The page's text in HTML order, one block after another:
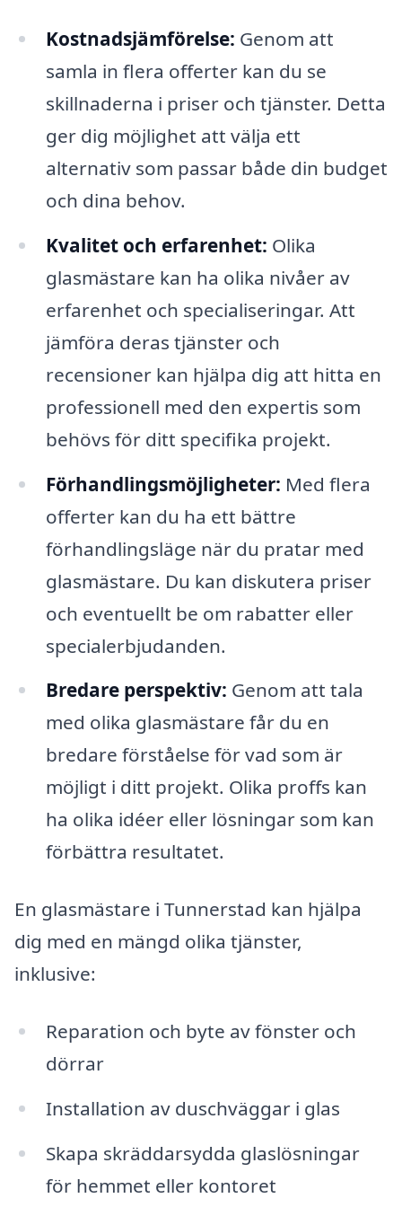
Kostnadsjämförelse: Genom att
samla in flera offerter kan du se
skillnaderna i priser och tjänster. Detta
ger dig möjlighet att välja ett
alternativ som passar både din budget
och dina behov.
Kvalitet och erfarenhet: Olika
glasmästare kan ha olika nivåer av
erfarenhet och specialiseringar. Att
jämföra deras tjänster och
recensioner kan hjälpa dig att hitta en
professionell med den expertis som
behövs för ditt specifika projekt.
Förhandlingsmöjligheter: Med flera
offerter kan du ha ett bättre
förhandlingsläge när du pratar med
glasmästare. Du kan diskutera priser
och eventuellt be om rabatter eller
specialerbjudanden.
Bredare perspektiv: Genom att tala
med olika glasmästare får du en
bredare förståelse för vad som är
möjligt i ditt projekt. Olika proffs kan
ha olika idéer eller lösningar som kan
förbättra resultatet.
En glasmästare i Tunnerstad kan hjälpa
dig med en mängd olika tjänster,
inklusive:
Reparation och byte av fönster och
dörrar
Installation av duschväggar i glas
Skapa skräddarsydda glaslösningar
för hemmet eller kontoret